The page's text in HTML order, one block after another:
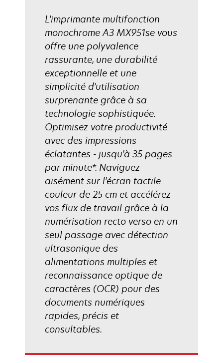
L'imprimante multifonction
monochrome A3 MX951se vous
offre une polyvalence
rassurante, une durabilité
exceptionnelle et une
simplicité d'utilisation
surprenante grâce à sa
technologie sophistiquée.
Optimisez votre productivité
avec des impressions
éclatantes - jusqu'à 35 pages
par minute*. Naviguez
aisément sur l'écran tactile
couleur de 25 cm et accélérez
vos flux de travail grâce à la
numérisation recto verso en un
seul passage avec détection
ultrasonique des
alimentations multiples et
reconnaissance optique de
caractères (OCR) pour des
documents numériques
rapides, précis et
consultables.